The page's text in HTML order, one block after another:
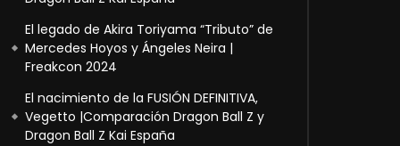
El legado de Akira Toriyama “Tributo” de
Mercedes Hoyos y Ángeles Neira |
Freakcon 2024
El nacimiento de la FUSIÓN DEFINITIVA,
Vegetto |Comparación Dragon Ball Z y
Dragon Ball Z Kai España